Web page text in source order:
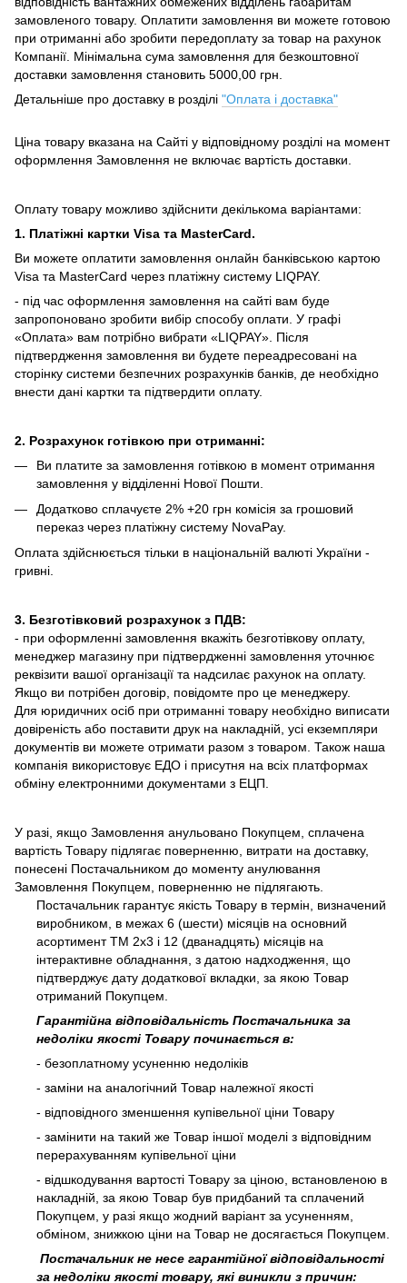
замовленого товару. Оплатити замовлення ви можете готовою
при отриманні або зробити передоплату за товар на рахунок
Компанії. Мінімальна сума замовлення для безкоштовної
доставки замовлення становить 5000,00 грн.
Детальніше про доставку в розділі "Оплата і доставка"
Ціна товару вказана на Сайті у відповідному розділі на момент
оформлення Замовлення не включає вартість доставки.
Оплату товару можливо здійснити декількома варіантами:
1. Платіжні картки Visa та MasterCard.
Ви можете оплатити замовлення онлайн банківською картою
Visa та MasterCard через платіжну систему LIQPAY.
- під час оформлення замовлення на сайті вам буде
запропоновано зробити вибір способу оплати. У графі
«Оплата» вам потрібно вибрати «LIQPAY». Після
підтвердження замовлення ви будете переадресовані на
сторінку системи безпечних розрахунків банків, де необхідно
внести дані картки та підтвердити оплату.
2. Розрахунок готівкою при отриманні:
Ви платите за замовлення готівкою в момент отримання
замовлення у відділенні Нової Пошти.
Додатково сплачуєте 2% +20 грн комісія за грошовий
переказ через платіжну систему NovaPay.
Оплата здійснюється тільки в національній валюті України -
гривні.
3. Безготівковий розрахунок з ПДВ:
- при оформленні замовлення вкажіть безготівкову оплату,
менеджер магазину при підтвердженні замовлення уточнює
реквізити вашої організації та надсилає рахунок на оплату.
Якщо ви потрібен договір, повідомте про це менеджеру.
Для юридичних осіб при отриманні товару необхідно виписати
довіреність або поставити друк на накладній, усі екземпляри
документів ви можете отримати разом з товаром. Також наша
компанія використовує ЕДО і присутня на всіх платформах
обміну електронними документами з ЕЦП.
У разі, якщо Замовлення анульовано Покупцем, сплачена
вартість Товару підлягає поверненню, витрати на доставку,
понесені Постачальником до моменту анулювання
Замовлення Покупцем, поверненню не підлягають.
Постачальник гарантує якість Товару в термін, визначений
виробником, в межах 6 (шести) місяців на основний
асортимент ТМ 2х3 і 12 (дванадцять) місяців на
інтерактивне обладнання, з датою надходження, що
підтверджує дату додаткової вкладки, за якою Товар
отриманий Покупцем.
Гарантійна відповідальність Постачальника за
недоліки якості Товару починається в:
- безоплатному усуненню недоліків
- заміни на аналогічний Товар належної якості
- відповідного зменшення купівельної ціни Товару
- замінити на такий же Товар іншої моделі з відповідним
перерахуванням купівельної ціни
- відшкодування вартості Товару за ціною, встановленою в
накладній, за якою Товар був придбаний та сплачений
Покупцем, у разі якщо жодний варіант за усуненням,
обміном, знижкою ціни на Товар не досягається Покупцем.
Постачальник не несе гарантійної відповідальності
за недоліки якості товару, які виникли з причин: